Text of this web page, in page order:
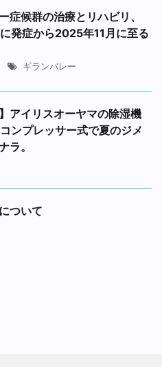
症候群の治療とリハビリ、
発症から2025年11月に至る
ギランバレー
】アイリスオーヤマの除湿機
ンプレッサー式で夏のジメ
ラ。
ついて